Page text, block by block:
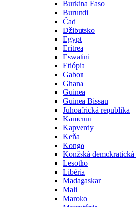
Burkina Faso
Burundi
Čad
Džibutsko
Egypt
Eritrea
Eswatini
Etiópia
Gabon
Ghana
Guinea
Guinea Bissau
Juhoafrická republika
Kamerun
Kapverdy
Keňa
Kongo
Konžská demokratická
Lesotho
Libéria
Madagaskar
Mali
Maroko